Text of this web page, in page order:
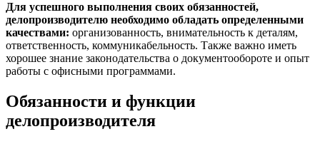
Для успешного выполнения своих обязанностей,
делопроизводителю необходимо обладать определенными
качествами: организованность, внимательность к деталям,
ответственность, коммуникабельность. Также важно иметь
хорошее знание законодательства о документообороте и опыт
работы с офисными программами.
Обязанности и функции
делопроизводителя